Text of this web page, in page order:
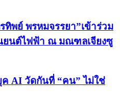
ทิพย์ พรหมจรรยา”เข้าร่วม
นต์ไฟฟ้า ณ มณฑลเจียงซู
ค AI วัดกันที่ “คน” ไม่ใช่